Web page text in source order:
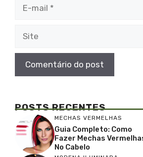
POSTS RECENTES
MECHAS VERMELHAS
Guia Completo: Como
Fazer Mechas
No Cabelo